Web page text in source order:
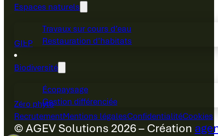
Espaces naturels
Travaux sur cours d’eau
Restauration d’habitats
GIEP
Biodiversité
Écopaysage
Gestion différenciée
Zéro phyto
RecrutementMentions légalesConfidentialitéCookies
© AGEV Solutions 2026 – Création